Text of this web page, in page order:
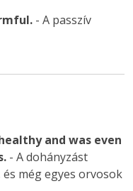
- A passzív
and was even
- A dohányzást
még egyes orvosok